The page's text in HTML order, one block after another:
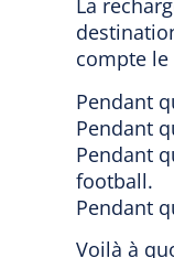
La
compte le
Pendant
Pendant
Pendant
football.
Pendant
Voilà à